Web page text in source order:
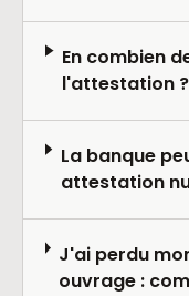
En combien
l'attestation ?
La banque
attestation
J'ai perdu
ouvrage :